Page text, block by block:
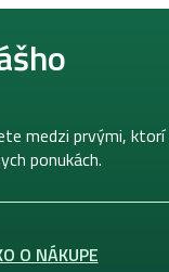
medzi prvými, ktorí
ponukách.
O NÁKUPE